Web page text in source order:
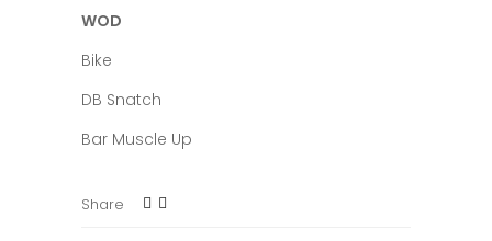
WOD
Bike
DB Snatch
Bar Muscle Up
Share